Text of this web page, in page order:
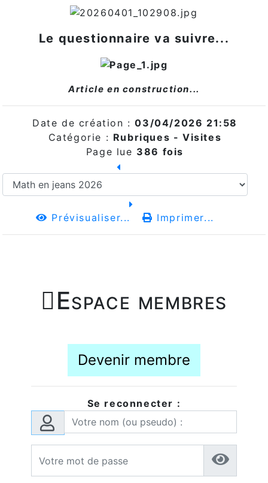
Le questionnaire va suivre...
Article en construction...
Date de création :03/04/2026 21:58
Catégorie : Rubriques - Visites
Page lue 386 fois
Prévisualiser... Imprimer...
Espace membres
Devenir membre
Se reconnecter :